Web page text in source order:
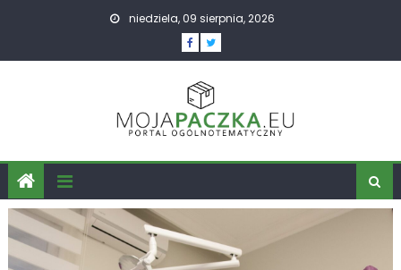
niedziela, 09 sierpnia, 2026